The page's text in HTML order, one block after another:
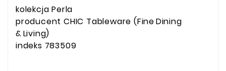
kolekcja Perla
producent CHIC Tableware (Fine Dining
& Living)
indeks 783509